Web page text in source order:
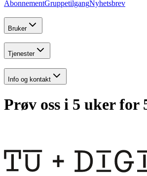
AbonnementGruppetilgangNyhetsbrev
Bruker
Tjenester
Info og kontakt
Prøv oss i 5 uker for